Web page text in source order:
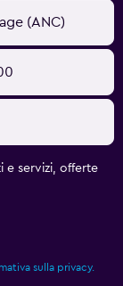
(ANC)
e servizi, offerte
sulla privacy.